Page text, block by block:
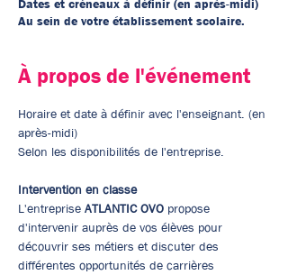
Dates et créneaux à définir (en après-midi)
Au sein de votre établissement scolaire.
À propos de l'événement
Horaire et date à définir avec l'enseignant. (en
après-midi)
Selon les disponibilités de l'entreprise.
Intervention en classe
L'entreprise ATLANTIC OVO propose
d'intervenir auprès de vos élèves pour
découvrir ses métiers et discuter des
différentes opportunités de carrières